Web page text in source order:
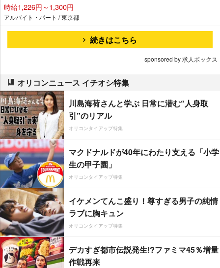
時給1,226円～1,300円
アルバイト・パート / 東京都
続きはこちら
sponsored by 求人ボックス
オリコンニュース イチオシ特集
川島海荷さんと学ぶ 日常に潜む“人身取
引”のリアル
オリコンタイアップ特集
マクドナルドが40年にわたり支える「小学
生の甲子園」
オリコンタイアップ特集
イケメンてんこ盛り！尊すぎる男子の純情
ラブに胸キュン
オリコンタイアップ特集
デカすぎ都市伝説発生!?ファミマ45％増量
作戦再来